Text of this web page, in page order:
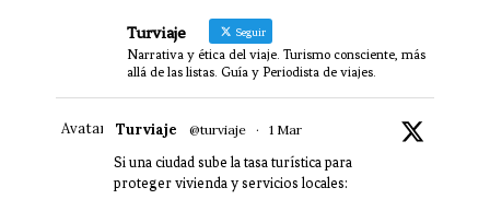
Turviaje Seguir
Narrativa y ética del viaje. Turismo consciente, más
allá de las listas. Guía y Periodista de viajes.
Avatar Turviaje @turviaje ·
1 Mar
Si una ciudad sube la tasa turística para
proteger vivienda y servicios locales: